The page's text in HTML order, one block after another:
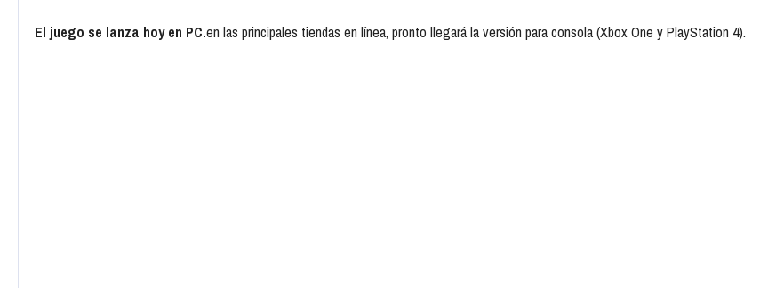
El juego se lanza hoy en PC.en las principales tiendas en línea, pronto llegará la versión para consola (Xbox One y PlayStation 4).